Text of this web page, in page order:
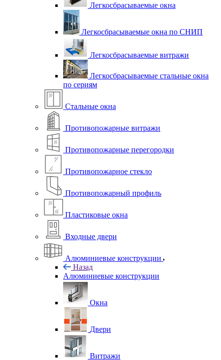
Легкосбрасываемые окна
Легкосбрасываемые окна по СНИП
Легкосбрасываемые витражи
Легкосбрасываемые стальные окна
по сериям
Стальные окна
Противопожарные витражи
Противопожарные перегородки
Противопожарное стекло
Противопожарный профиль
Пластиковые окна
Входные двери
Алюминиевые конструкции
Назад
Алюминиевые конструкции
Окна
Двери
Витражи